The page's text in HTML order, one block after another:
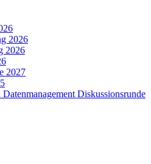
2026
2026
2027
Diskussionsrunde